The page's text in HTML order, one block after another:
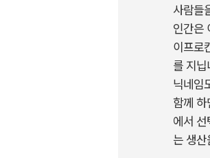
사람들
인간은
이프로
를 지
닉네임
함께
에서
는 생